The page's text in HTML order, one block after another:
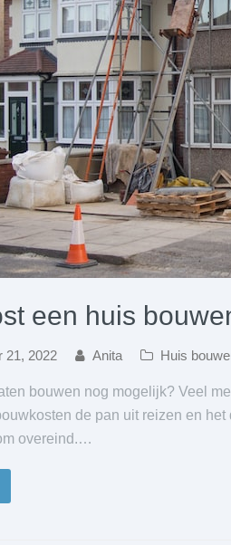
een huis
21, 2022 Anita Huis
bouwen nog mogelijk? Veel
de pan uit reizen en
overeind.…